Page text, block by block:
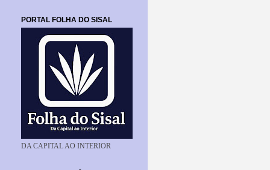
PORTAL FOLHA DO SISAL
DA CAPITAL AO INTERIOR